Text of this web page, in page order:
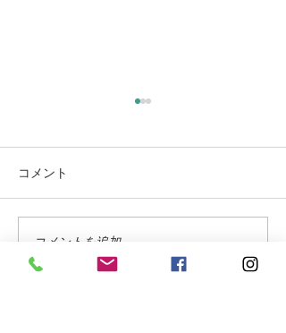
蓼科高原ではニッコウキ
スゲが咲き始めました
コメント
コメントを追加…